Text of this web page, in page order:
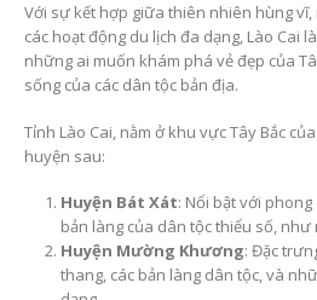
Với sự kết hợp giữa thiên nhiên hùng
các hoạt động du lịch đa dạng, Lào Cai
những ai muốn khám phá vẻ đẹp của
sống của các dân tộc bản địa.
Tỉnh Lào Cai, nằm ở khu vực Tây Bắc
huyện sau:
Huyện Bát Xát: Nổi bật với
bản làng của dân tộc thiểu số, như
Huyện Mường Khương: Đặc
thang, các bản làng dân tộc, và